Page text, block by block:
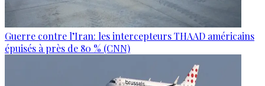
Guerre contre l’Iran: les intercepteurs THAAD américains
épuisés à près de 80 % (CNN)